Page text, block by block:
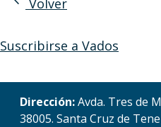
Suscribirse a Vados
Dirección:Avda. Tres de
38005. Santa Cruz de